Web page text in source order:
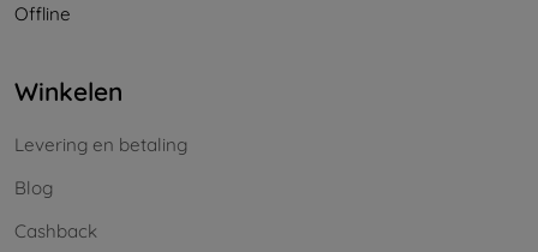
Offline
Winkelen
Levering en betaling
Blog
Cashback